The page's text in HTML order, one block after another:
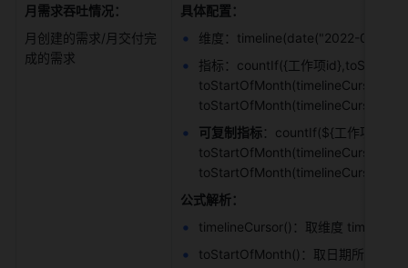
月需求吞吐情况：
月创建的需求/月交付完
成的需求
具体配置：
维度：timeline(date("2022-01-
指标：countIf({工作项
toStartOfMonth(timelineCursor()))
可复制指标：countIf(${工作项
toStartOfMonth(timelineCursor()))
公式解析：
timelineCursor()：取维度 timeline
toStartOfMonth()：取日期所在月的